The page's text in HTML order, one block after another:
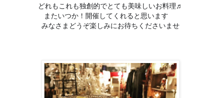
どれもこれも独創的でとても美味しいお料理♬
またいつか！開催してくれると思います
みなさまどうぞ楽しみにお待ちくださいませ